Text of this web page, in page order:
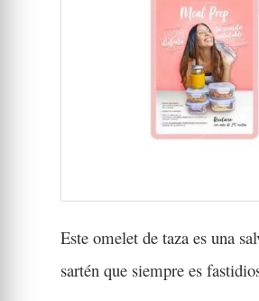
Este omelet de taza es una
sartén que siempre es